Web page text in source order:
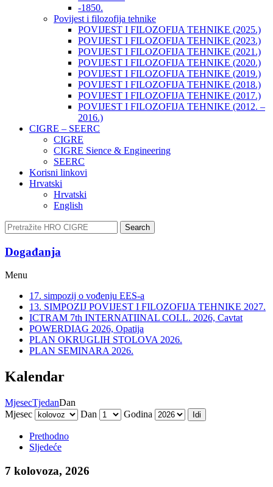
-1850.
Povijest i filozofija tehnike
POVIJEST I FILOZOFIJA TEHNIKE (2025.)
POVIJEST I FILOZOFIJA TEHNIKE (2023.)
POVIJEST I FILOZOFIJA TEHNIKE (2021.)
POVIJEST I FILOZOFIJA TEHNIKE (2020.)
POVIJEST I FILOZOFIJA TEHNIKE (2019.)
POVIJEST I FILOZOFIJA TEHNIKE (2018.)
POVIJEST I FILOZOFIJA TEHNIKE (2017.)
POVIJEST I FILOZOFIJA TEHNIKE (2012. –
2016.)
CIGRE – SEERC
CIGRE
CIGRE Sience & Engineering
SEERC
Korisni linkovi
Hrvatski
Hrvatski
English
Search
Događanja​
Menu
17. simpozij o vođenju EES-a
13. SIMPOZIJ POVIJEST I FILOZOFIJA TEHNIKE 2027.
ICTRAM 7th INTERNATIINAL COLL. 2026, Cavtat
POWERDIAG 2026, Opatija
PLAN OKRUGLIH STOLOVA 2026.
PLAN SEMINARA 2026.
Kalendar
MjesecTjedanDan
Mjesec
Dan Godina
Prethodno
Sljedeće
7 kolovoza, 2026